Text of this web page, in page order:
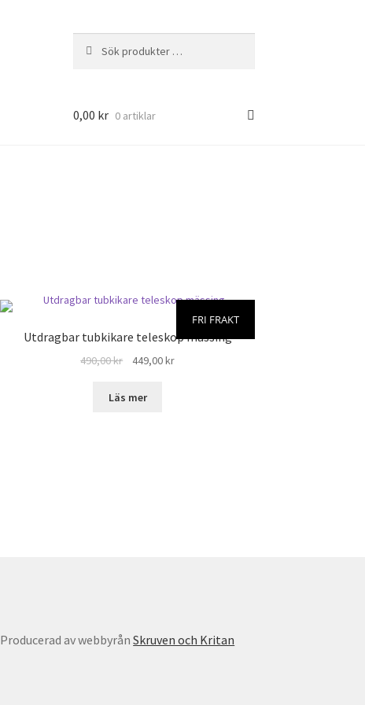
efter:
0,00 kr 0 artiklar
FRI FRAKT
Utdragbar tubkikare teleskop mässing
490,00kr
Det
priset
449,00krDet
Läs mer
Producerad av webbyrånSkruven och Kritan